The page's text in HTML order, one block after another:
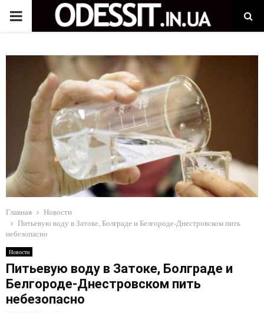
P
R
Y
M
E
N
Главная
Новости
Питьевую воду в Затоке, Болграде и Белгороде-Днестровском пить
небезопасно
Новости
Питьевую воду в Затоке, Болграде и
Белгороде-Днестровском пить
небезопасно